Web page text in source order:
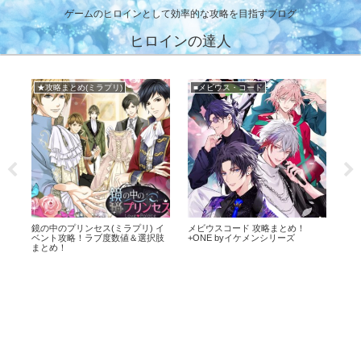
ゲームのヒロインとして効率的な攻略を目指すブログ
ヒロインの達人
★攻略まとめ(ミラプリ)
鏡の中のプリンセス(ミラプリ) イ
ベント攻略！ラブ度数値＆選択肢
まとめ！
■メビウス・コード
メビウスコード 攻略まとめ！
+ONE byイケメンシリーズ